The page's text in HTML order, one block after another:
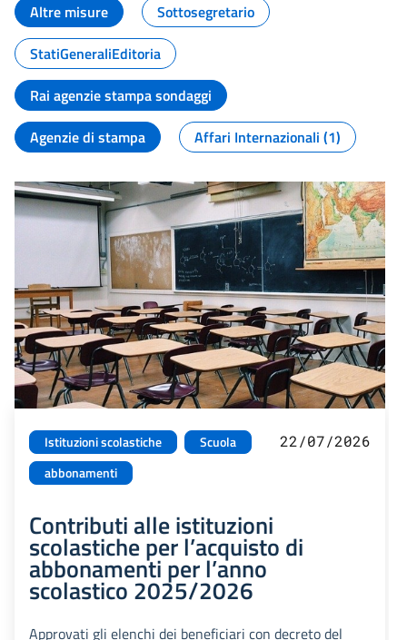
Altre misure
Sottosegretario
StatiGeneraliEditoria
Rai agenzie stampa sondaggi
Agenzie di stampa
Affari Internazionali (1)
Istituzioni scolastiche
Scuola
abbonamenti
22/07/2026
Contributi alle istituzioni
scolastiche per l’acquisto di
abbonamenti per l’anno
scolastico 2025/2026
Approvati gli elenchi dei beneficiari con decreto del